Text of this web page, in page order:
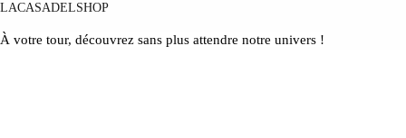
LACASADELSHOP
À votre tour, découvrez sans plus attendre notre univers !